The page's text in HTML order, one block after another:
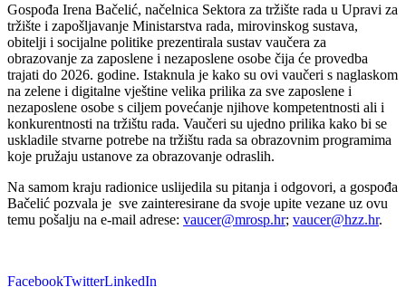
Gospođa Irena Bačelić, načelnica Sektora za tržište rada u Upravi za
tržište i zapošljavanje Ministarstva rada, mirovinskog sustava,
obitelji i socijalne politike prezentirala sustav vaučera za
obrazovanje za zaposlene i nezaposlene osobe čija će provedba
trajati do 2026. godine. Istaknula je kako su ovi vaučeri s naglaskom
na zelene i digitalne vještine velika prilika za sve zaposlene i
nezaposlene osobe s ciljem povećanje njihove kompetentnosti ali i
konkurentnosti na tržištu rada. Vaučeri su ujedno prilika kako bi se
uskladile stvarne potrebe na tržištu rada sa obrazovnim programima
koje pružaju ustanove za obrazovanje odraslih.
Na samom kraju radionice uslijedila su pitanja i odgovori, a gospođa
Bačelić pozvala je sve zainteresirane da svoje upite vezane uz ovu
temu pošalju na e-mail adrese: vaucer@mrosp.hr; vaucer@hzz.hr.
FacebookTwitterLinkedIn